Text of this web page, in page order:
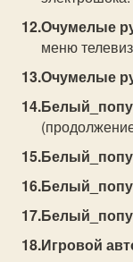
Очумелые
меню
Очумелые
Игровой